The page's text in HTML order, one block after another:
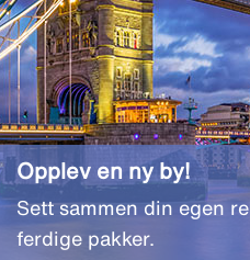
Opplev en ny by!
Sett sammen din egen
ferdige pakker.